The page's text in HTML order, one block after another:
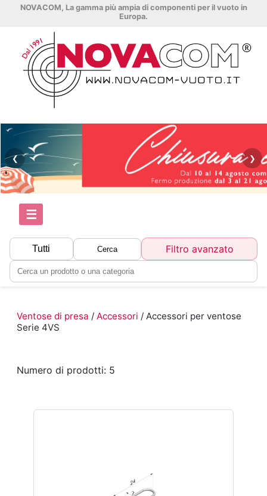
NOVACOM, La gamma più ampia di componenti per il vuoto in
Europa.
❮ ❯
☰
Tutti Cerca Filtro avanzato
Ventose di presa / Accessori / Accessori per ventose
Serie 4VS
Numero di prodotti: 5